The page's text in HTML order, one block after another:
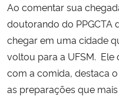
Ao comentar sua
doutorando do PPGCTA
chegar em uma cidade
voltou para a UFSM.
com a comida, destaca
as preparações que